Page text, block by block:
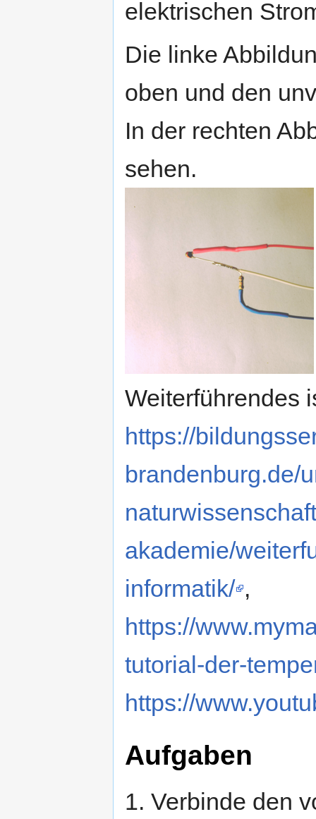
elektrischen
Die linke
oben und den
In der rechten
sehen.
Weiterführendes
https://
brandenburg.de/
akademie/
informatik/ ,
https://
tutorial-der-
https://
Aufgaben
1. Verbinde den